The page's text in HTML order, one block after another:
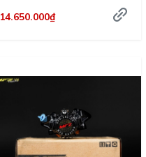
14.650.000₫